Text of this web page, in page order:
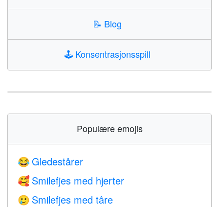
📝 Blog
🕹️ Konsentrasjonsspill
Populære emojis
😂 Gledestårer
🥰 Smilefjes med hjerter
🥲 Smilefjes med tåre